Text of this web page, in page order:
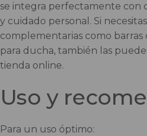
se integra perfectamente con
y cuidado personal. Si
complementarias como
para ducha, también las
tienda online.
Uso y
Para un uso óptimo: